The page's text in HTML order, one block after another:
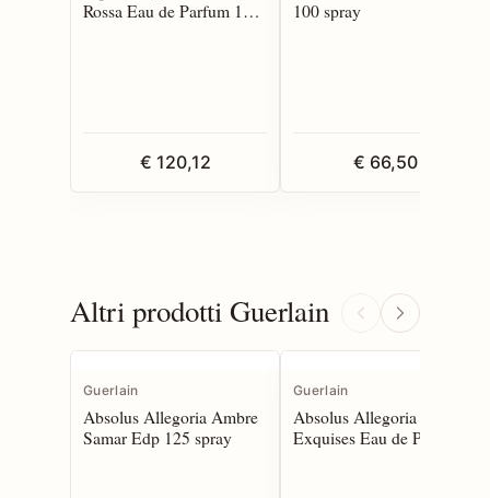
Rossa Eau de Parfum 125
€ 120,12
100 spray
€ 66,50
Altri prodotti Guerlain
Guerlain
Absolus Allegoria Ambre
Samar Edp 125 spray
Guerlain
Absolus Allegoria Epices
Exquises Eau de Parfum